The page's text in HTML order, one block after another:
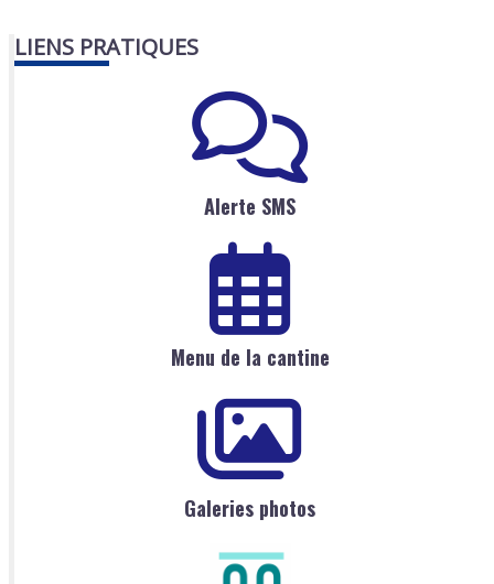
LIENS PRATIQUES
Alerte SMS
Menu de la cantine
Galeries photos